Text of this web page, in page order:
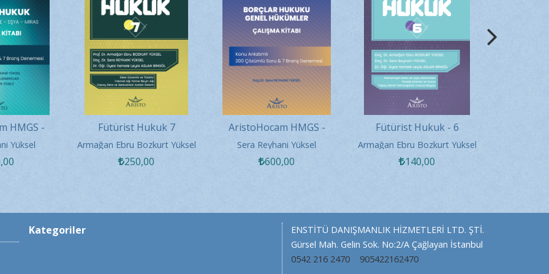
HMGS -
Çalışma
Yüksel
,00
Fütürist Hukuk 7
Armağan Ebru Bozkurt Yüksel
250,00
AristoHocam HMGS -
Borçlar Hukuku Genel
Hükümler Çalışma Kitabı
Sera Reyhani Yüksel
600,00
Fütürist Hukuk - 6
Armağan Ebru Bozkurt Yüksel
140,00
Kategoriler
ENSTİTÜ DANIŞMANLIK HİZMETLERİ LTD. ŞTİ.
Gürsel Mah. Gelin Sok. No:2/A Çağlayan İstanbul
0542 216 2470
905422162470